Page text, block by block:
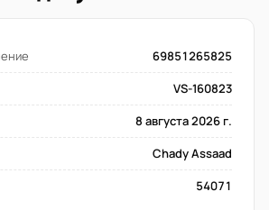
69851265825
VS-160823
8 августа 2026 г.
Chady Assaad
54071